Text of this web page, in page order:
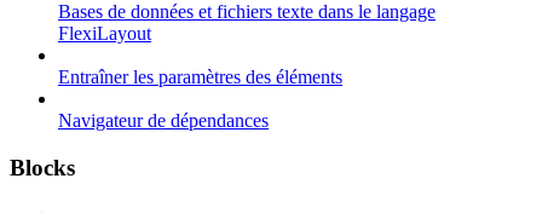
Bases de données et fichiers texte dans le langage
FlexiLayout
Entraîner les paramètres des éléments
Navigateur de dépendances
Blocks